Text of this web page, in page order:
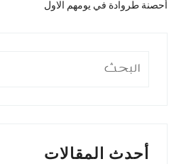
المقالات
المقال
أحصنة طروادة في يومهم الاول
البحث
أحدث المقالات